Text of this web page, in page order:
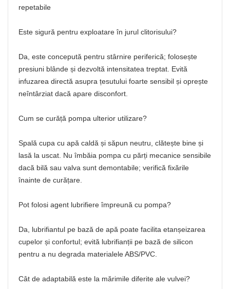
repetabile
Este sigură pentru exploatare în jurul clitorisului?
Da, este concepută pentru stârnire periferică; folosește
presiuni blânde și dezvoltă intensitatea treptat. Evită
infuzarea directă asupra țesutului foarte sensibil și oprește
neîntârziat dacă apare disconfort.
Cum se curăță pompa ulterior utilizare?
Spală cupa cu apă caldă și săpun neutru, clătește bine și
lasă la uscat. Nu îmbăia pompa cu părți mecanice sensibile
dacă bilă sau valva sunt demontabile; verifică fixările
înainte de curățare.
Pot folosi agent lubrifiere împreună cu pompa?
Da, lubrifiantul pe bază de apă poate facilita etanșeizarea
cupelor și confortul; evită lubrifianții pe bază de silicon
pentru a nu degrada materialele ABS/PVC.
Cât de adaptabilă este la mărimile diferite ale vulvei?